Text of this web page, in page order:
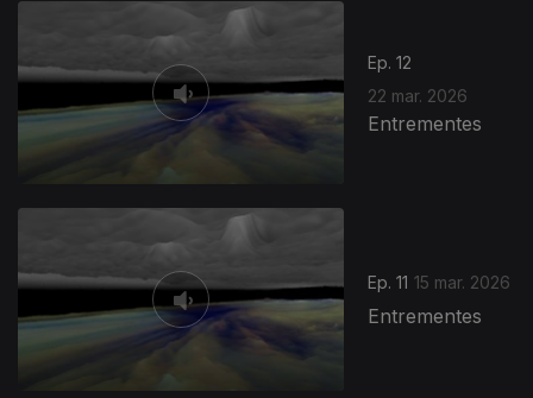
Ep. 12
22 mar. 2026
Entrementes
Ep. 11 15 mar. 2026
Entrementes